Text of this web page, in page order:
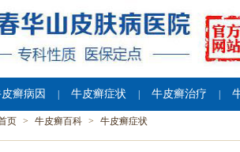
癣病因 牛皮癣症状 牛皮癣治疗
页 > 牛皮癣百科 > 牛皮癣症状